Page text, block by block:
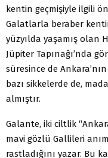
kentin geçmişiyle ilgili
Galatlarla beraber
yüzyılda yaşamış olan
Jüpiter Tapınağı’nda
süresince de
bazı sikkelerde de,
almıştır.
Galante, iki ciltlik
mavi gözlü Gallileri
rastladığını yazar. Bu